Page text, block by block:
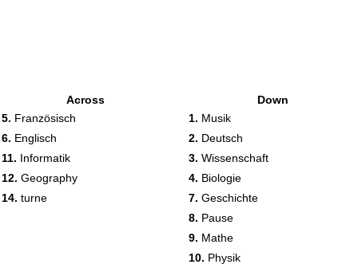
Across
5. Französisch
6. Englisch
11. Informatik
12. Geography
14. turne
Down
1. Musik
2. Deutsch
3. Wissenschaft
4. Biologie
7. Geschichte
8. Pause
9. Mathe
10. Physik